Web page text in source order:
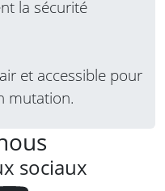
la sécurité
et accessible pour
mutation.
sociaux